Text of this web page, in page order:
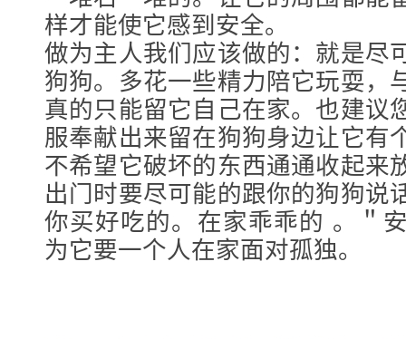
样才能使它感到安全。
做为主人我们应该做的：就是尽
狗狗。多花一些精力陪它玩耍，
真的只能留它自己在家。也建议
服奉献出来留在狗狗身边让它有
不希望它破坏的东西通通收起来
出门时要尽可能的跟你的狗狗说
你买好吃的。在家乖乖的 。＂
为它要一个人在家面对孤独。